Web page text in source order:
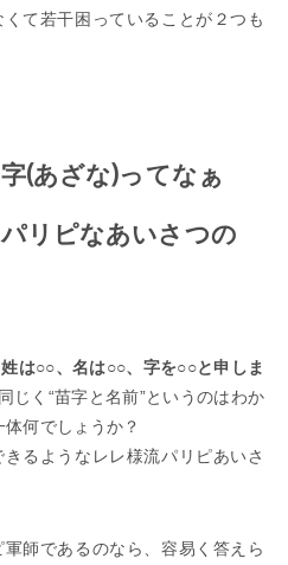
て若干困っていることが２つも
(あざな)ってなぁ
パリピなあいさつの
姓は○○、名は○○、字を○○と申しま
じく“苗字と名前”というのはわか
体何でしょうか？
るようなレレ様流パリピあいさ
師であるのなら、容易く答えら